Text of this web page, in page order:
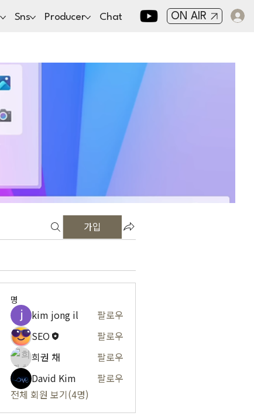
Sns Producer Chat ON AIR
가입
명
kim jong il
팔로우
SEO
팔로우
희권 채
팔로우
David Kim
팔로우
전체 회원 보기(4명)